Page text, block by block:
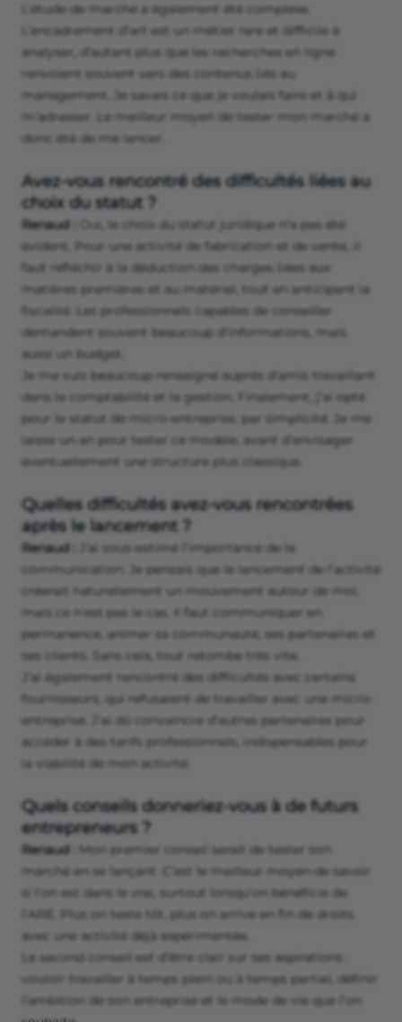
L’étude de marché a également été complexe.
L’encadrement d’art est un métier rare et difficile à
analyser, d’autant plus que les recherches en ligne
renvoient souvent vers des contenus liés au
management. Je savais ce que je voulais faire et à qui
m’adresser. Le meilleur moyen de tester mon marché a
donc été de me lancer.
Avez-vous rencontré des difficultés liées au
choix du statut ?
Renaud :
Oui, le choix du statut juridique n’a pas été
évident. Pour une activité de fabrication et de vente, il
faut réfléchir à la déduction des charges liées aux
matières premières et au matériel, tout en anticipant la
fiscalité. Les professionnels capables de conseiller
demandent souvent beaucoup d’informations, mais
aussi un budget.
Je me suis beaucoup renseigné auprès d’amis travaillant
dans la comptabilité et la gestion. Finalement, j’ai opté
pour le statut de micro-entreprise, par simplicité. Je me
laisse un an pour tester ce modèle, avant d’envisager
éventuellement une structure plus classique.
Quelles difficultés avez-vous rencontrées
après le lancement ?
Renaud :
J’ai sous-estimé l’importance de la
communication. Je pensais que le lancement de l’activité
créerait naturellement un mouvement autour de moi,
mais ce n’est pas le cas. Il faut communiquer en
permanence, animer sa communauté, ses partenaires et
ses clients. Sans cela, tout retombe très vite.
J’ai également rencontré des difficultés avec certains
fournisseurs, qui refusaient de travailler avec une micro-
entreprise. J’ai dû convaincre d’autres partenaires pour
accéder à des tarifs professionnels, indispensables pour
la viabilité de mon activité.
Quels conseils donneriez-vous à de futurs
entrepreneurs ?
Renaud :
Mon premier conseil serait de tester son
marché en se lançant. C’est le meilleur moyen de savoir
si l’on est dans le vrai, surtout lorsqu’on bénéficie de
l’ARE. Plus on teste tôt, plus on arrive en fin de droits
avec une activité déjà expérimentée.
Le second conseil est d’être clair sur ses aspirations :
vouloir travailler à temps plein ou à temps partiel, définir
l’ambition de son entreprise et le mode de vie que l’on